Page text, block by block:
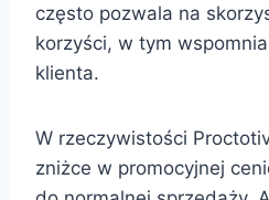
często pozwala na
korzyści, w tym
klienta.
W rzeczywistości
zniżce w promocyjnej